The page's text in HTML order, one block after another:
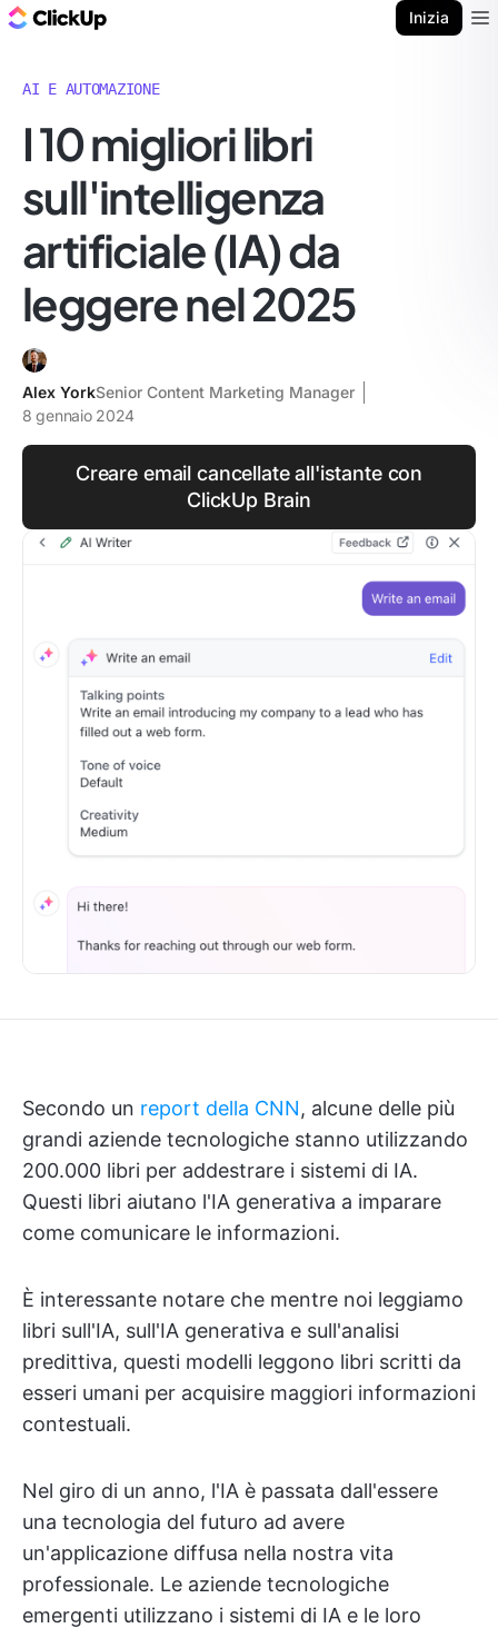
Inizia
AI E AUTOMAZIONE
I 10 migliori libri
sull'intelligenza
artificiale (IA) da
leggere nel 2025
Alex YorkSenior Content Marketing Manager
8 gennaio 2024
Creare email cancellate all'istante con
ClickUp Brain
Secondo un report della CNN, alcune delle più
grandi aziende tecnologiche stanno utilizzando
200.000 libri per addestrare i sistemi di IA.
Questi libri aiutano l'IA generativa a imparare
come comunicare le informazioni.
È interessante notare che mentre noi leggiamo
libri sull'IA, sull'IA generativa e sull'analisi
predittiva, questi modelli leggono libri scritti da
esseri umani per acquisire maggiori informazioni
contestuali.
Nel giro di un anno, l'IA è passata dall'essere
una tecnologia del futuro ad avere
un'applicazione diffusa nella nostra vita
professionale. Le aziende tecnologiche
emergenti utilizzano i sistemi di IA e le loro